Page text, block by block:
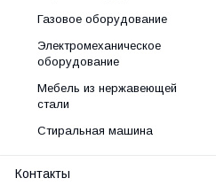
Газовое оборудование
Электромеханическое
оборудование
Мебель из нержавеющей
стали
Стиральная машина
Контакты